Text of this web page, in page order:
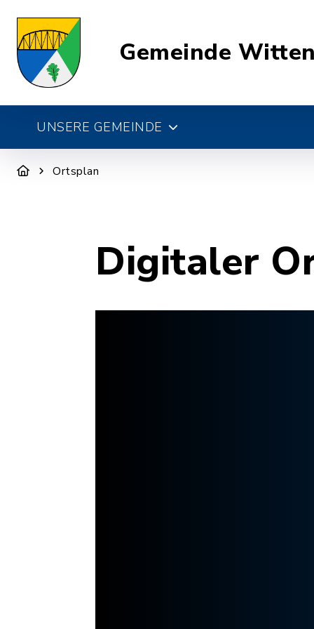
Gemeinde
UNSERE GEMEINDE
Ortsplan
Digitaler